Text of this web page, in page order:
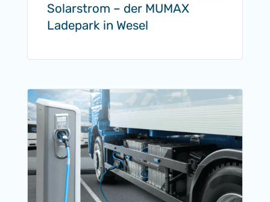
Solarstrom – der MUMAX
Ladepark in Wesel